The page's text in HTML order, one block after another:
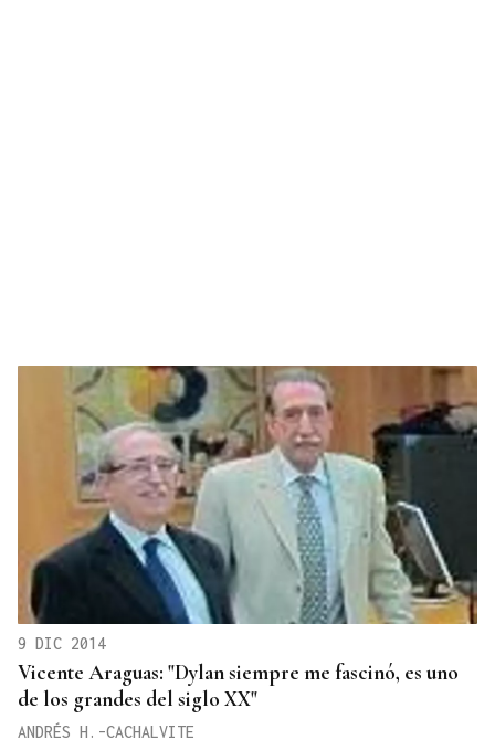
9 DIC 2014
Vicente Araguas: "Dylan siempre me fascinó, es uno
de los grandes del siglo XX"
ANDRÉS H.-CACHALVITE